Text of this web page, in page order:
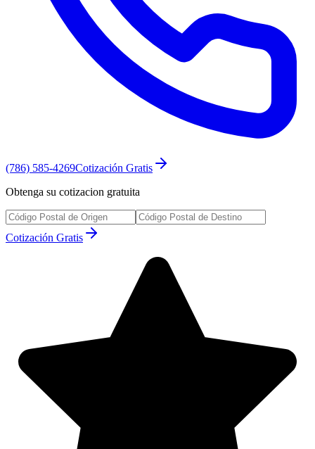
(786) 585-4269Cotización Gratis
Obtenga su cotizacion gratuita
Cotización Gratis